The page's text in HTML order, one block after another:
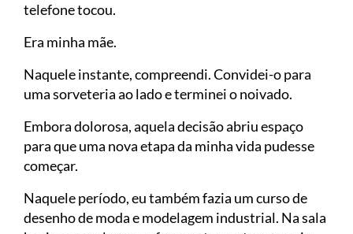
telefone tocou.
Era minha mãe.
Naquele instante, compreendi. Convidei-o para
uma sorveteria ao lado e terminei o noivado.
Embora dolorosa, aquela decisão abriu espaço
para que uma nova etapa da minha vida pudesse
começar.
Naquele período, eu também fazia um curso de
desenho de moda e modelagem industrial. Na sala